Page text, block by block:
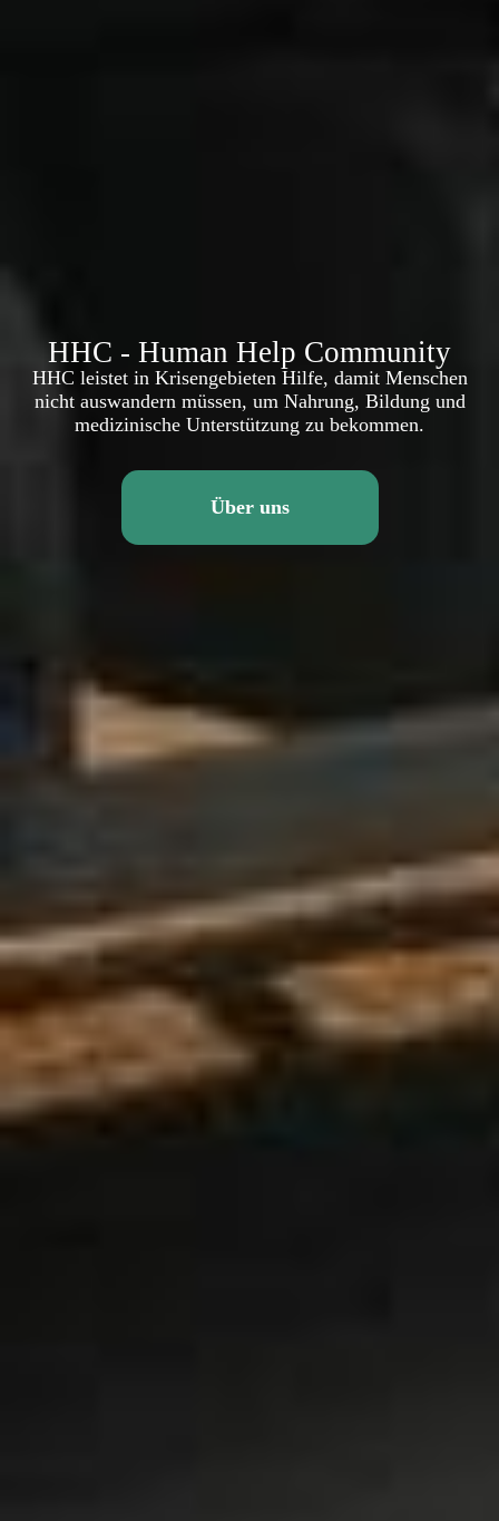
HHC - Human Help Community
HHC leistet in Krisengebieten Hilfe, damit Menschen
nicht auswandern müssen, um Nahrung, Bildung und
medizinische Unterstützung zu bekommen.
Über uns